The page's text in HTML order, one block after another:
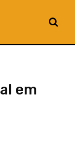
em